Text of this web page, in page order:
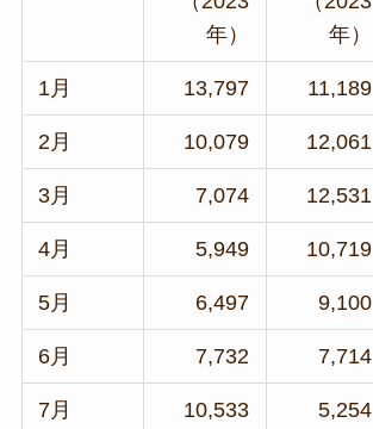
年）
年）
1月 13,797 11,189
2月 10,079 12,061
3月 7,074 12,531
4月 5,949 10,719
5月 6,497 9,100
6月 7,732 7,714
7月 10,533 5,254